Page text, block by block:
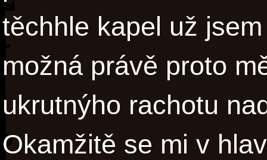
těchhle kapel už
možná právě proto
ukrutnýho rachotu
Okamžitě se mi v